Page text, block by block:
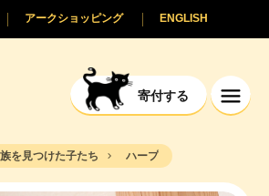
寄付する
ENGLISH
アークショッピング
を見つけた子たち ハープ